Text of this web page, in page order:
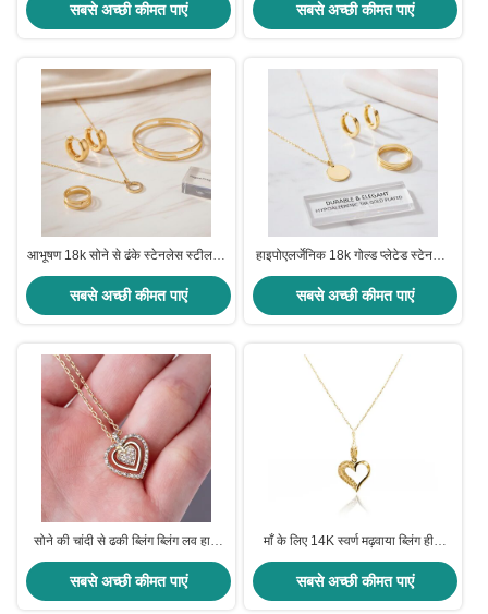
| महिलाओं के लिए मंदिर आभूषण सेट
पारंपरिक
सबसे अच्छी कीमत पाएं सबसे अच्छी कीमत पाएं
आभूषण 18k सोने से ढंके स्टेनलेस स्टील के
सामान सुरुचिपूर्ण टिकाऊ स्टाइलिश
डिजाइन फैशन और रोजमर्रा के पहनने के
लिए एकदम सही
सबसे अच्छी कीमत पाएं
हाइपोएलर्जेनिक 18k गोल्ड प्लेटेड स्टेनलेस
स्टील आभूषण टिकाऊ और सुरुचिपूर्ण टुकड़े,
आभूषण उत्पाद श्रृंखला के विस्तार के लिए
आदर्श
सबसे अच्छी कीमत पाएं
सोने की चांदी से ढकी ब्लिंग ब्लिंग लव हार्ट
डायमंड लटकन लिंक चेन हार महिलाओं के
लिए
सबसे अच्छी कीमत पाएं
माँ के लिए 14K स्वर्ण मढ़वाया ब्लिंग हीरा
छोटे दिल के आकार का प्यार हमेशा के लिए
हार
सबसे अच्छी कीमत पाएं